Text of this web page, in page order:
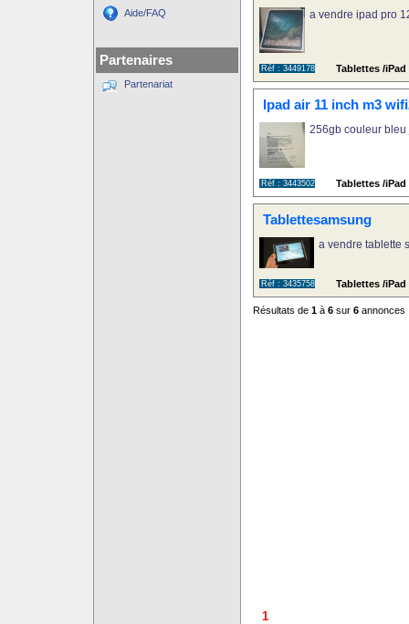
Aide/FAQ
Partenaires
Partenariat
a vendre ipad pro
Réf : 3449178 Tablettes /
Ipad air 11 inch m3
256gb couleur bleu
Réf : 3443502 Tablettes /
Tablettesamsung
a vendre tablette
Réf : 3435758 Tablettes /
Résultats de 1à 6sur 6annonces
1